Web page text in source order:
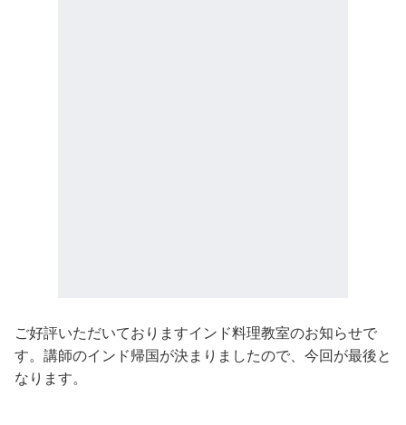
ご好評いただいておりますインド料理教室のお知らせで
す。講師のインド帰国が決まりましたので、今回が最後と
なります。